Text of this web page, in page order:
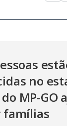
no
MP-GO
famílias